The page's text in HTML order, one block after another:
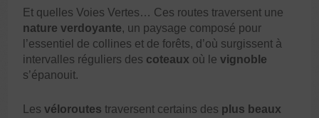
Et quelles Voies Vertes… Ces routes traversent une
nature verdoyante, un paysage composé pour
l’essentiel de collines et de forêts, d’où surgissent à
intervalles réguliers des coteaux où le vignoble
s’épanouit.
Lesvéloroutes traversent certains des plus beaux